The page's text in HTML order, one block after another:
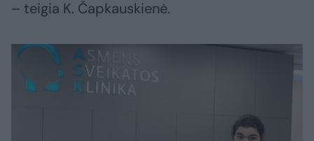
– teigia K. Čapkauskienė.